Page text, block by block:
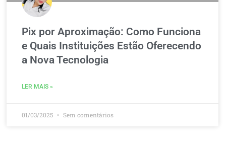
Pix por Aproximação: Como Funciona
e Quais Instituições Estão Oferecendo
a Nova Tecnologia
LER MAIS »
01/03/2025 Sem comentários